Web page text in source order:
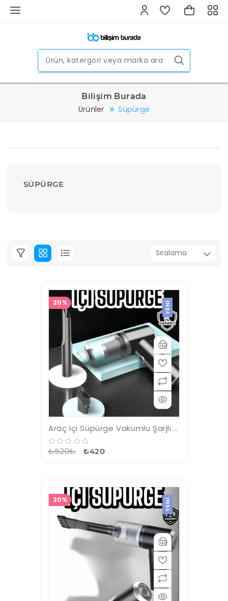
Bilişim Burada
Ürünler Süpürge
SÜPÜRGE
20% YENI
Araç İçi Süpürge Vakumlu Şarjlı Süpürge Filtreli
₺520₺ ₺420
20% YENI